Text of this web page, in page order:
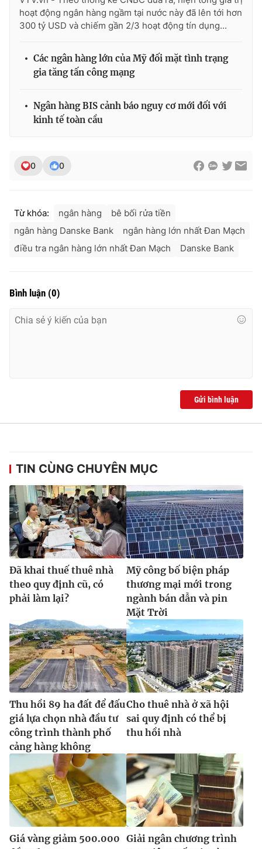
Ðiện thoại Thời báo VTV: 024.66 897 897
Email:toasoan@vtv.vn
thuận bằng văn bản. Ghi rõ nguồn VTV.vn khi phát hành lại
thông tin từ website này.
hoạt động ngân hàng ngầm tại nước này đã lên tới hơn
300 tỷ USD và chiếm gần 2/3 hoạt động tín dụng...
Các ngân hàng lớn của Mỹ đối mặt tình trạng
gia tăng tấn công mạng
Ngân hàng BIS cảnh báo nguy cơ mới đối với
kinh tế toàn cầu
0 0
Từ khóa: ngân hàng
bê bối rửa tiền
ngân hàng Danske Bank
ngân hàng lớn nhất Đan Mạch
điều tra ngân hàng lớn nhất Đan Mạch
Danske Bank
Bình luận (0)
Gửi bình luận
TIN CÙNG CHUYÊN MỤC
Đã khai thuế thuê nhà
theo quy định cũ, có
phải làm lại?
Mỹ công bố biện pháp
thương mại mới trong
ngành bán dẫn và pin
Mặt Trời
Thu hồi 89 ha đất để đấu
giá lựa chọn nhà đầu tư
công trình thành phố
cảng hàng không
Cho thuê nhà ở xã hội
sai quy định có thể bị
thu hồi nhà
Giá vàng giảm 500.000 Giải ngân chương trình